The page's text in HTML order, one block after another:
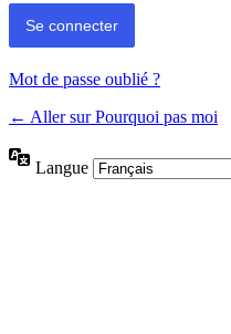
Mot de passe oublié ?
← Aller sur Pourquoi pas moi
Langue